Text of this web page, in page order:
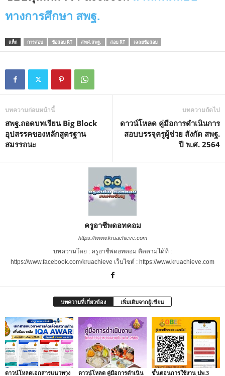
ทางการศึกษา สพฐ.
แท็ก การสอบ ข้อสอบ RT สทศ.สพฐ. สอบ RT เฉลยข้อสอบ
บทความก่อนหน้านี้
สพฐ.ถอดบทเรียน Big Block
อุปสรรคของหลักสูตรฐาน
สมรรถนะ
บทความถัดไป
ดาวน์โหลด คู่มือการดำเนินการ
สอบบรรจุครูผู้ช่วย สังกัด สพฐ.
ปี พ.ศ. 2564
ครูอาชีพดอทคอม
https://www.kruachieve.com
บทความโดย : ครูอาชีพดอทคอม ติดตามได้ที่ :
https://www.facebook.com/kruachieve เว็บไซต์ : https://www.kruachieve.com
บทความที่เกี่ยวข้อง เพิ่มเติมจากผู้เขียน
ดาวน์โหลดเอกสารแนวทาง
ดาวน์โหลด คู่มือการดำเนิน
ขั้นตอนการใช้งาน ปพ.3